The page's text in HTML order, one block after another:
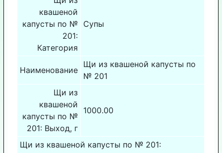
квашеной
капусты по №
201:
Категория
Супы
Наименование
Щи из квашеной капусты по
№ 201
Щи из
квашеной
капусты по №
201: Выход, г
1000.00
Щи из квашеной капусты по № 201: